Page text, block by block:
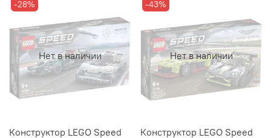
Нет в наличии
-28%
Конструктор LEGO Speed
Нет в наличии
-43%
Конструктор LEGO Speed